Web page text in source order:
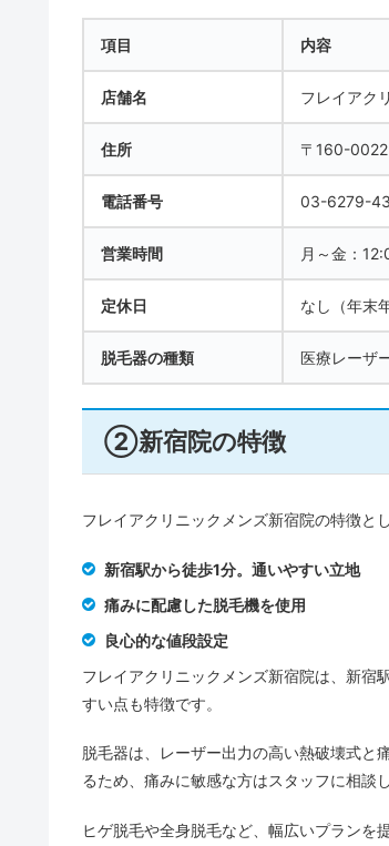
項目 内容
店舗名 フレイアク
住所 〒160-
電話番号 03-6279-
営業時間 月～金：
定休日 なし（年末
脱毛器の種類 医療レーザ
②新宿院の特徴
フレイアクリニックメンズ新宿院の特徴と
新宿駅から徒歩1分。通いやすい立地
痛みに配慮した脱毛機を使用
良心的な値段設定
フレイアクリニックメンズ新宿院は、新宿
すい点も特徴です。
脱毛器は、レーザー出力の高い熱破壊式と
るため、痛みに敏感な方はスタッフに相談
ヒゲ脱毛や全身脱毛など、幅広いプランを